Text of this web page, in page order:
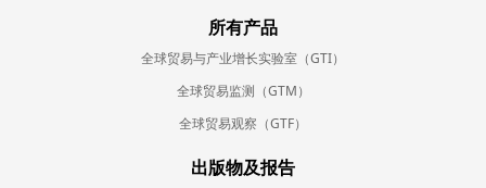
所有产品
全球贸易与产业增长实验室（GTI）
全球贸易监测（GTM）
全球贸易观察（GTF）
出版物及报告